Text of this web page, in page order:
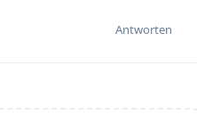
Antworten